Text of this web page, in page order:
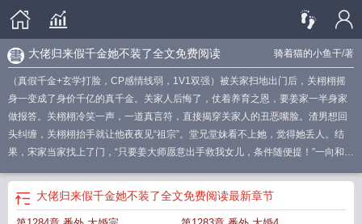
骑着猫的小鱼干/著
大佬归来假千金她不装了全文免费阅读
（真假千金+玄学打脸，CP感情线弱，1V1双强）被关家扫地出门后，关栩栩摇
身一变成了身价千亿的真千金。关家人后悔了，仗着养育之恩，要姜家一半身家
做报答。关栩栩冷笑一声，一道真言符，直接揭穿关家人的丑恶嘴脸。渣男想回
头纠缠，关栩栩抬手就让他夜夜见“祖宗”。堂兄堂妹看不上她，觉得她丢人。结
果，宋家当家找上了门，“只要姜大师愿意出手救我女儿，条件随便提！”一向和姜
向怼天怼地的堂弟也成了她的跟屁虫，“这是我唯一的姐！谁敢骂她，我骂他全
家！”回过神的姜家人才知道，他们以为的小可怜居然是个真玄门大佬。驱邪，画
大佬归来假千金她不装了全文免费阅读最新章节